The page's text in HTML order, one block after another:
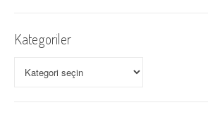
Kategoriler